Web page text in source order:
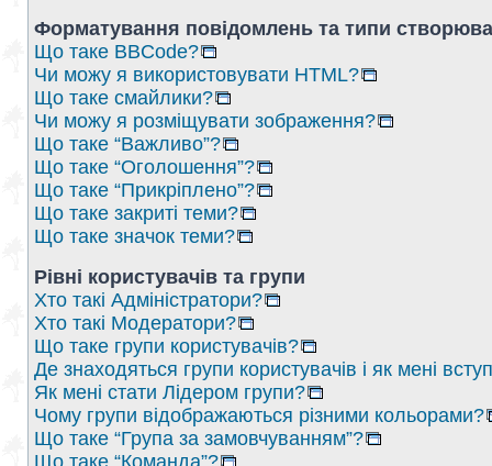
Форматування повідомлень та типи
Що таке BBCode?
Чи можу я використовувати HTML?
Що таке смайлики?
Чи можу я розміщувати зображення?
Що таке “Важливо”?
Що таке “Оголошення”?
Що таке “Прикріплено”?
Що таке закриті теми?
Що таке значок теми?
Рівні користувачів та групи
Хто такі Адміністратори?
Хто такі Модератори?
Що таке групи користувачів?
Де знаходяться групи користувачів і як мені
Як мені стати Лідером групи?
Чому групи відображаються різними кольорами?
Що таке “Група за замовчуванням”?
Що таке “Команда”?